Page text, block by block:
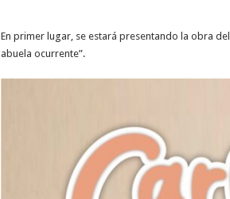
En primer lugar, se estará presentando la obra
abuela ocurrente”.